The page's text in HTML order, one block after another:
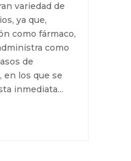
variedad de
ya que,
como fármaco,
como
de
en los que se
inmediata...